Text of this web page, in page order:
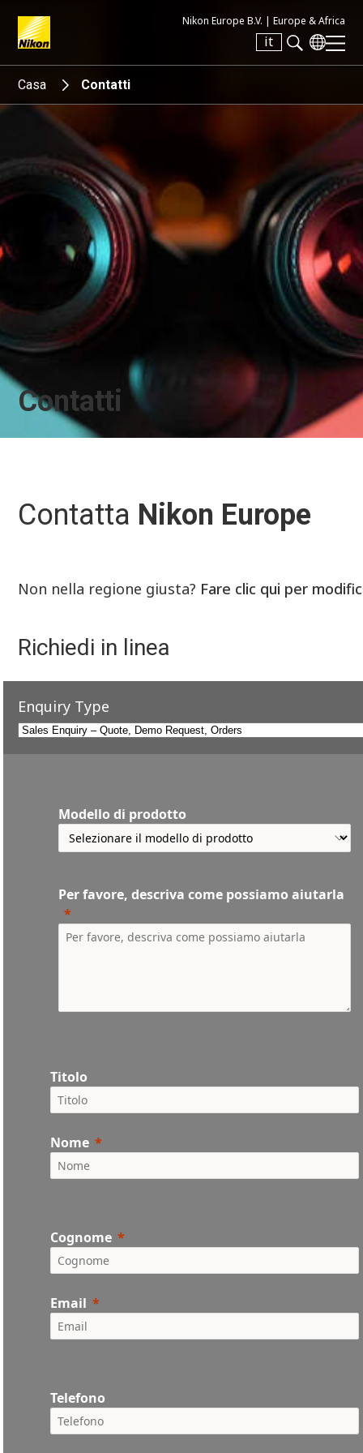
Nikon Europe B.V. | Europe & Africa
it
Search keyword(s)
Casa Contatti
Contatti
Contatta Nikon Europe
Non nella regione giusta? Fare clic qui per
Richiedi in linea
Enquiry Type
Modello di prodotto
Per favore, descriva come possiamo aiutarla
Titolo
Nome
Cognome
Email
Telefono